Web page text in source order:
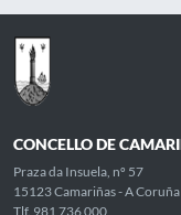
CONCELLO DE
Praza da Insuela, nº 57
15123 Camariñas - A Coruña
Tlf. 981 736 000